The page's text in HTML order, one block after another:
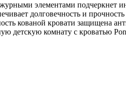
элементами подчеркнет
долговечность и
кованой кровати защищена
детскую комнату с кроватью